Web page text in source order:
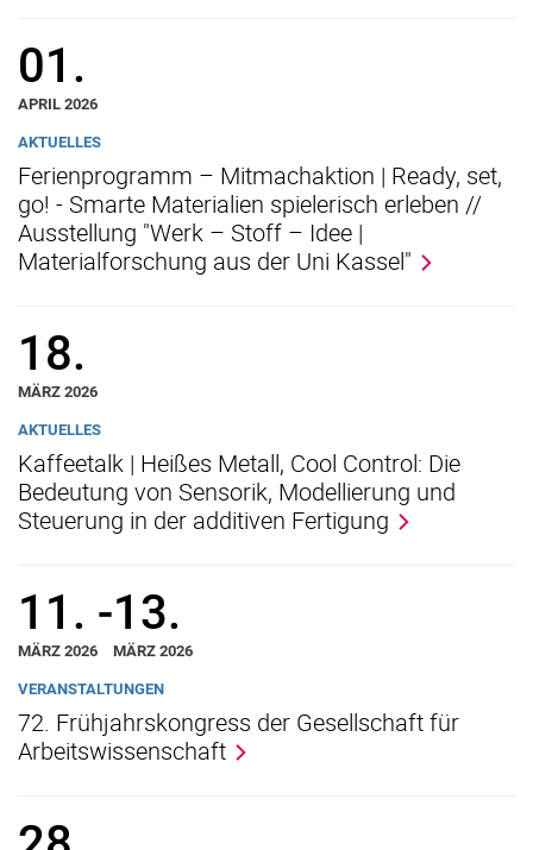
01.
APRIL 2026
AKTUELLES
Ferienprogramm – Mitmachaktion | Ready, set,
go! - Smarte Materialien spielerisch erleben //
Ausstellung "Werk – Stoff – Idee |
Materialforschung aus der Uni Kassel"
18.
MÄRZ 2026
AKTUELLES
Kaffeetalk | Heißes Metall, Cool Control: Die
Bedeutung von Sensorik, Modellierung und
Steuerung in der additiven Fertigung
11.
MÄRZ 2026
-13.
MÄRZ 2026
VERANSTALTUNGEN
72. Frühjahrskongress der Gesellschaft für
Arbeitswissenschaft